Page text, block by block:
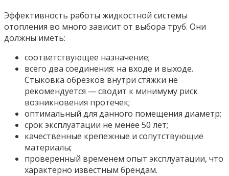
Эффективность работы жидкостной системы
отопления во много зависит от выбора труб. Они
должны иметь:
соответствующее назначение;
всего два соединения: на входе и выходе.
Стыковка обрезков внутри стяжки не
рекомендуется — сводит к минимуму риск
возникновения протечек;
оптимальный для данного помещения диаметр;
срок эксплуатации не менее 50 лет;
качественные крепежные и сопутствующие
материалы;
проверенный временем опыт эксплуатации, что
характерно известным брендам.